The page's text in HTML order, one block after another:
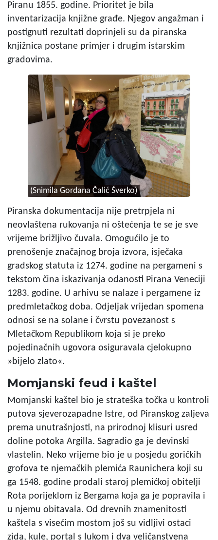
Piranu 1855. godine. Prioritet je bila
inventarizacija knjižne građe. Njegov angažman i
postignuti rezultati doprinjeli su da piranska
knjižnica postane primjer i drugim istarskim
gradovima.
(Snimila Gordana Čalić Šverko)
Piranska dokumentacija nije pretrpjela ni
neovlaštena rukovanja ni oštećenja te se je sve
vrijeme brižljivo čuvala. Omogućilo je to
prenošenje značajnog broja izvora, isječaka
gradskog statuta iz 1274. godine na pergameni s
tekstom čina iskazivanja odanosti Pirana Veneciji
1283. godine. U arhivu se nalaze i pergamene iz
predmletačkog doba. Odjeljak vrijedan spomena
odnosi se na solane i čvrstu povezanost s
Mletačkom Republikom koja si je preko
pojedinačnih ugovora osiguravala cjelokupno
»bijelo zlato«.
Momjanski feud i kaštel
Momjanski kaštel bio je strateška točka u kontroli
putova sjeverozapadne Istre, od Piranskog zaljeva
prema unutrašnjosti, na prirodnoj klisuri usred
doline potoka Argilla. Sagradio ga je devinski
vlastelin. Neko vrijeme bio je u posjedu goričkih
grofova te njemačkih plemića Raunichera koji su
ga 1548. godine prodali staroj plemićkoj obitelji
Rota porijeklom iz Bergama koja ga je popravila i
u njemu obitavala. Od drevnih znamenitosti
kaštela s visećim mostom još su vidljivi ostaci
zida, kule, portal s lukom i dva veličanstvena